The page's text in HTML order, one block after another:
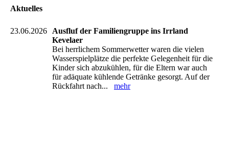
Aktuelles
23.06.2026
Ausfluf der Familiengruppe ins Irrland
Kevelaer
Bei herrlichem Sommerwetter waren die vielen
Wasserspielplätze die perfekte Gelegenheit für die
Kinder sich abzukühlen, für die Eltern war auch
für adäquate kühlende Getränke gesorgt. Auf der
Rückfahrt nach... mehr